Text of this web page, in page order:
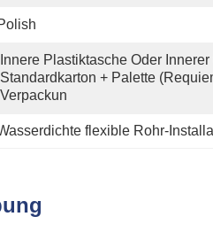
Innere Plastiktasche Oder
Standardkarton + Palette
Verpackun
flexible Rohr-